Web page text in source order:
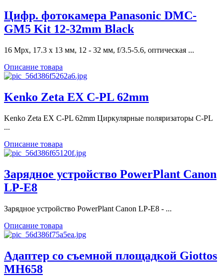
Цифр. фотокамера Panasonic DMC-
GM5 Kit 12-32mm Black
16 Mpx, 17.3 x 13 мм, 12 - 32 мм, f/3.5-5.6, оптическая ...
Описание товара
Kenko Zeta EX C-PL 62mm
Kenko Zeta EX C-PL 62mm Циркулярные поляризаторы C-PL
...
Описание товара
Зарядное устройство PowerPlant Canon
LP-E8
Зарядное устройство PowerPlant Canon LP-E8 - ...
Описание товара
Адаптер со съемной площадкой Giottos
MH658